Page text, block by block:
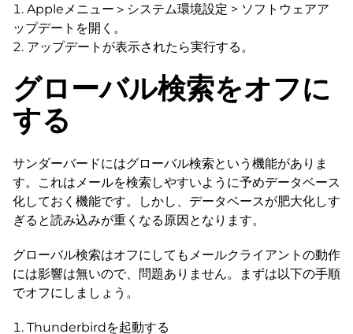
Appleメニュー＞システム環境設定 > ソフトウェアア
ップデートを開く。
アップデートが表示されたら実行する。
グローバル検索をオフに
する
サンダーバードにはグローバル検索という機能がありま
す。これはメールを検索しやすいように予めデータベース
化しておく機能です。しかし、データベースが肥大化しす
ぎると読み込みが重くなる原因となります。
グローバル検索はオフにしてもメールクライアントの動作
には影響は無いので、問題ありません。まずは以下の手順
でオフにしましょう。
Thunderbirdを起動する